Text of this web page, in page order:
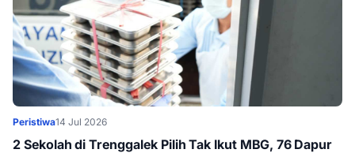
Peristiwa14 Jul 2026
2 Sekolah di Trenggalek Pilih Tak Ikut MBG, 76 Dapur